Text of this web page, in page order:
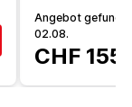
Angebot
02.08.
CHF 155